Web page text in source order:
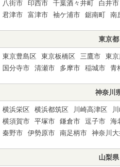
八街市 印西市 千葉酒々井町 白井市
君津市
富津市 袖ケ浦市 鋸南町 南
東京都
東京豊島区 東京板橋区 三鷹市 東
国分寺市
清瀬市 多摩市 稲城市 青
神奈川
横浜栄区 横浜都筑区 川崎高津区
横須賀市
平塚市 鎌倉市 逗子市 海
秦野市
伊勢原市 南足柄市 神奈川
山梨県